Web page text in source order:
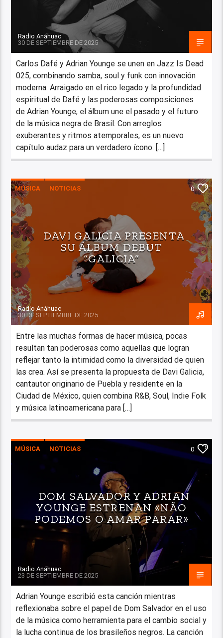
Radio Anáhuac
30 DE SEPTIEMBRE DE 2025
Carlos Dafé y Adrian Younge se unen en Jazz Is Dead
025, combinando samba, soul y funk con innovación
moderna. Arraigado en el rico legado y la profundidad
espiritual de Dafé y las poderosas composiciones
de Adrian Younge, el álbum une el pasado y el futuro
de la música negra de Brasil. Con arreglos
exuberantes y ritmos atemporales, es un nuevo
capítulo audaz para un verdadero ícono. […]
MÚSICA NOTICIAS 0
DAVI GALICIA PRESENTA
SU ÁLBUM DEBUT
“GALICIA”
Radio Anáhuac
30 DE SEPTIEMBRE DE 2025
Entre las muchas formas de hacer música, pocas
resultan tan poderosas como aquellas que logran
reflejar tanto la intimidad como la diversidad de quien
las crea. Así se presenta la propuesta de Davi Galicia,
cantautor originario de Puebla y residente en la
Ciudad de México, quien combina R&B, Soul, Indie Folk
y música latinoamericana para […]
MÚSICA NOTICIAS 0
DOM SALVADOR Y ADRIAN
YOUNGE ESTRENAN «NÃO
PODEMOS O AMAR PARAR»
Radio Anáhuac
23 DE SEPTIEMBRE DE 2025
Adrian Younge escribió esta canción mientras
reflexionaba sobre el papel de Dom Salvador en el uso
de la música como herramienta para el cambio social y
la lucha continua de los brasileños negros. La canción